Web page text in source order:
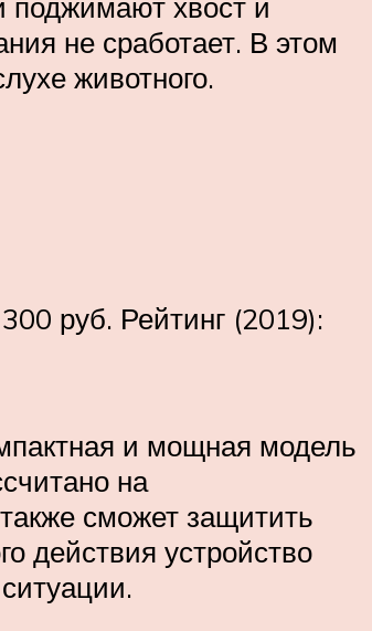
не сработает. В этом
животного.
руб. Рейтинг (2019):
и мощная модель
на
сможет защитить
действия устройство